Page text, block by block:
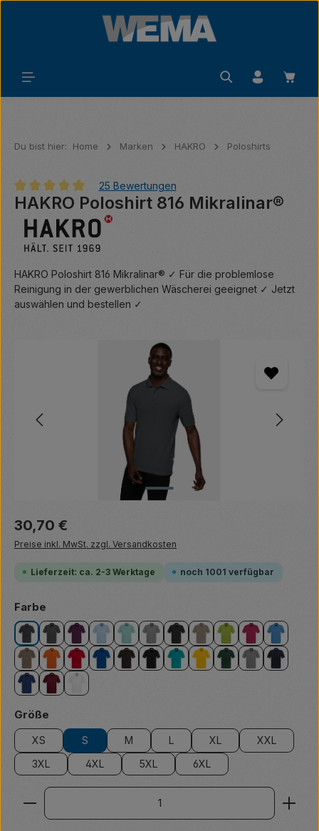
Zum Hauptinhalt springen
Du bist hier: Home Marken HAKRO Poloshirts
Durchschnittliche Bewertung von 4.92 von 5 Sternen
25 Bewertungen
HAKRO Poloshirt 816 Mikralinar®
HAKRO Poloshirt 816 Mikralinar® ✓ Für die problemlose
Reinigung in der gewerblichen Wäscherei geeignet ✓ Jetzt
auswählen und bestellen ✓
Regulärer Preis:
30,70 €
Preise inkl. MwSt. zzgl. Versandkosten
Lieferzeit: ca. 2-3 Werktage noch 1001 verfügbar
Farbe
anthrazitanthrazit meliert
aubergine
eisblaueisgrüngrau meliert
karbongrau
khakikiwi magenta
nougatorangerot royalblauschokolade
schwarzsmaragdsonnetannetitan tinte
ultramarinblau
weinrotweiß
Größe
XS S M L XL
XXL
3XL
4XL 5XL 6XL
Produkt Anzahl: Gib den gewünschten Wert ein